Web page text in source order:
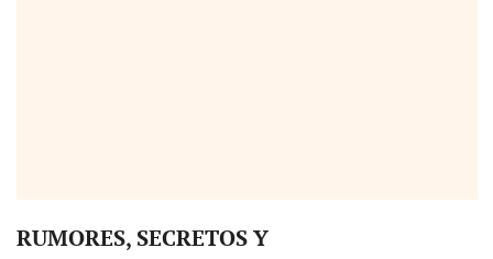
RUMORES, SECRETOS Y